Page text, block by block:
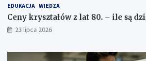
EDUKACJA WIEDZA
Ceny kryształów z lat 80. – ile są
23 lipca 2026